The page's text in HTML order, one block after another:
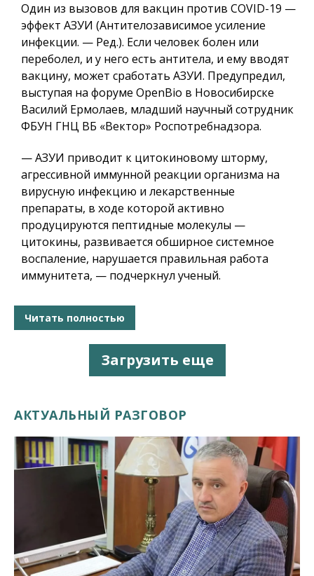
Один из вызовов для вакцин против COVID-19 —
эффект АЗУИ (Антителозависимое усиление
инфекции. — Ред.). Если человек болен или
переболел, и у него есть антитела, и ему вводят
вакцину, может сработать АЗУИ. Предупредил,
выступая на форуме OpenBio в Новосибирске
Василий Ермолаев, младший научный сотрудник
ФБУН ГНЦ ВБ «Вектор» Роспотребнадзора.
— АЗУИ приводит к цитокиновому шторму,
агрессивной иммунной реакции организма на
вирусную инфекцию и лекарственные
препараты, в ходе которой активно
продуцируются пептидные молекулы —
цитокины, развивается обширное системное
воспаление, нарушается правильная работа
иммунитета, — подчеркнул ученый.
Читать полностью
Загрузить еще
АКТУАЛЬНЫЙ РАЗГОВОР